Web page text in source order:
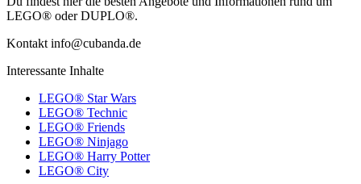
LEGO® oder DUPLO®.
Kontakt info@cubanda.de
Interessante Inhalte
LEGO® Star Wars
LEGO® Technic
LEGO® Friends
LEGO® Ninjago
LEGO® Harry Potter
LEGO® City